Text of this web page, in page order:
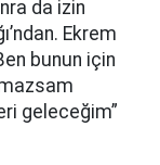
da izin
Ekrem
bunun için
geleceğim”